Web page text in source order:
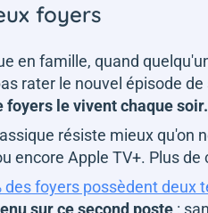
foyers
en famille, quand
rater le nouvel épisode
foyers le vivent chaque soir.
résiste mieux qu'on
encore Apple TV+. Plus
des foyers possèdent deux
sur ce second poste :